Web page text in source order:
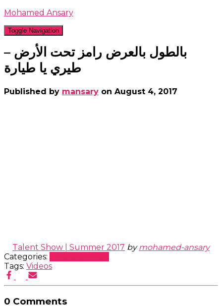
Mohamed Ansary
Toggle Navigation
بالطول بالعرض رامز تحت الأرض –
طيري يا طيارة
Published by mansary on August 4, 2017
Talent Show | Summer 2017 bymohamed-ansary
Categories:
Tags: Videos
0 Comments